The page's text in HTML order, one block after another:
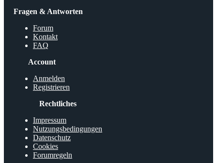
Fragen & Antworten
Forum
Kontakt
FAQ
Account
Anmelden
Registrieren
Rechtliches
Impressum
Nutzungsbedingungen
Datenschutz
Cookies
Forumregeln